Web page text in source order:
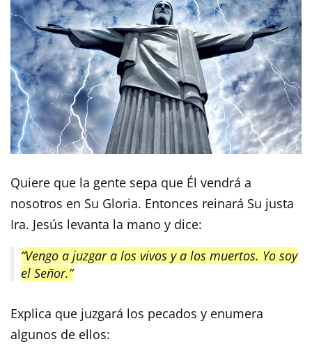
Quiere que la gente sepa que Él vendrá a
nosotros en Su Gloria. Entonces reinará Su justa
Ira. Jesús levanta la mano y dice:
“Vengo a juzgar a los vivos y a los muertos. Yo soy
el Señor.”
Explica que juzgará los pecados y enumera
algunos de ellos: